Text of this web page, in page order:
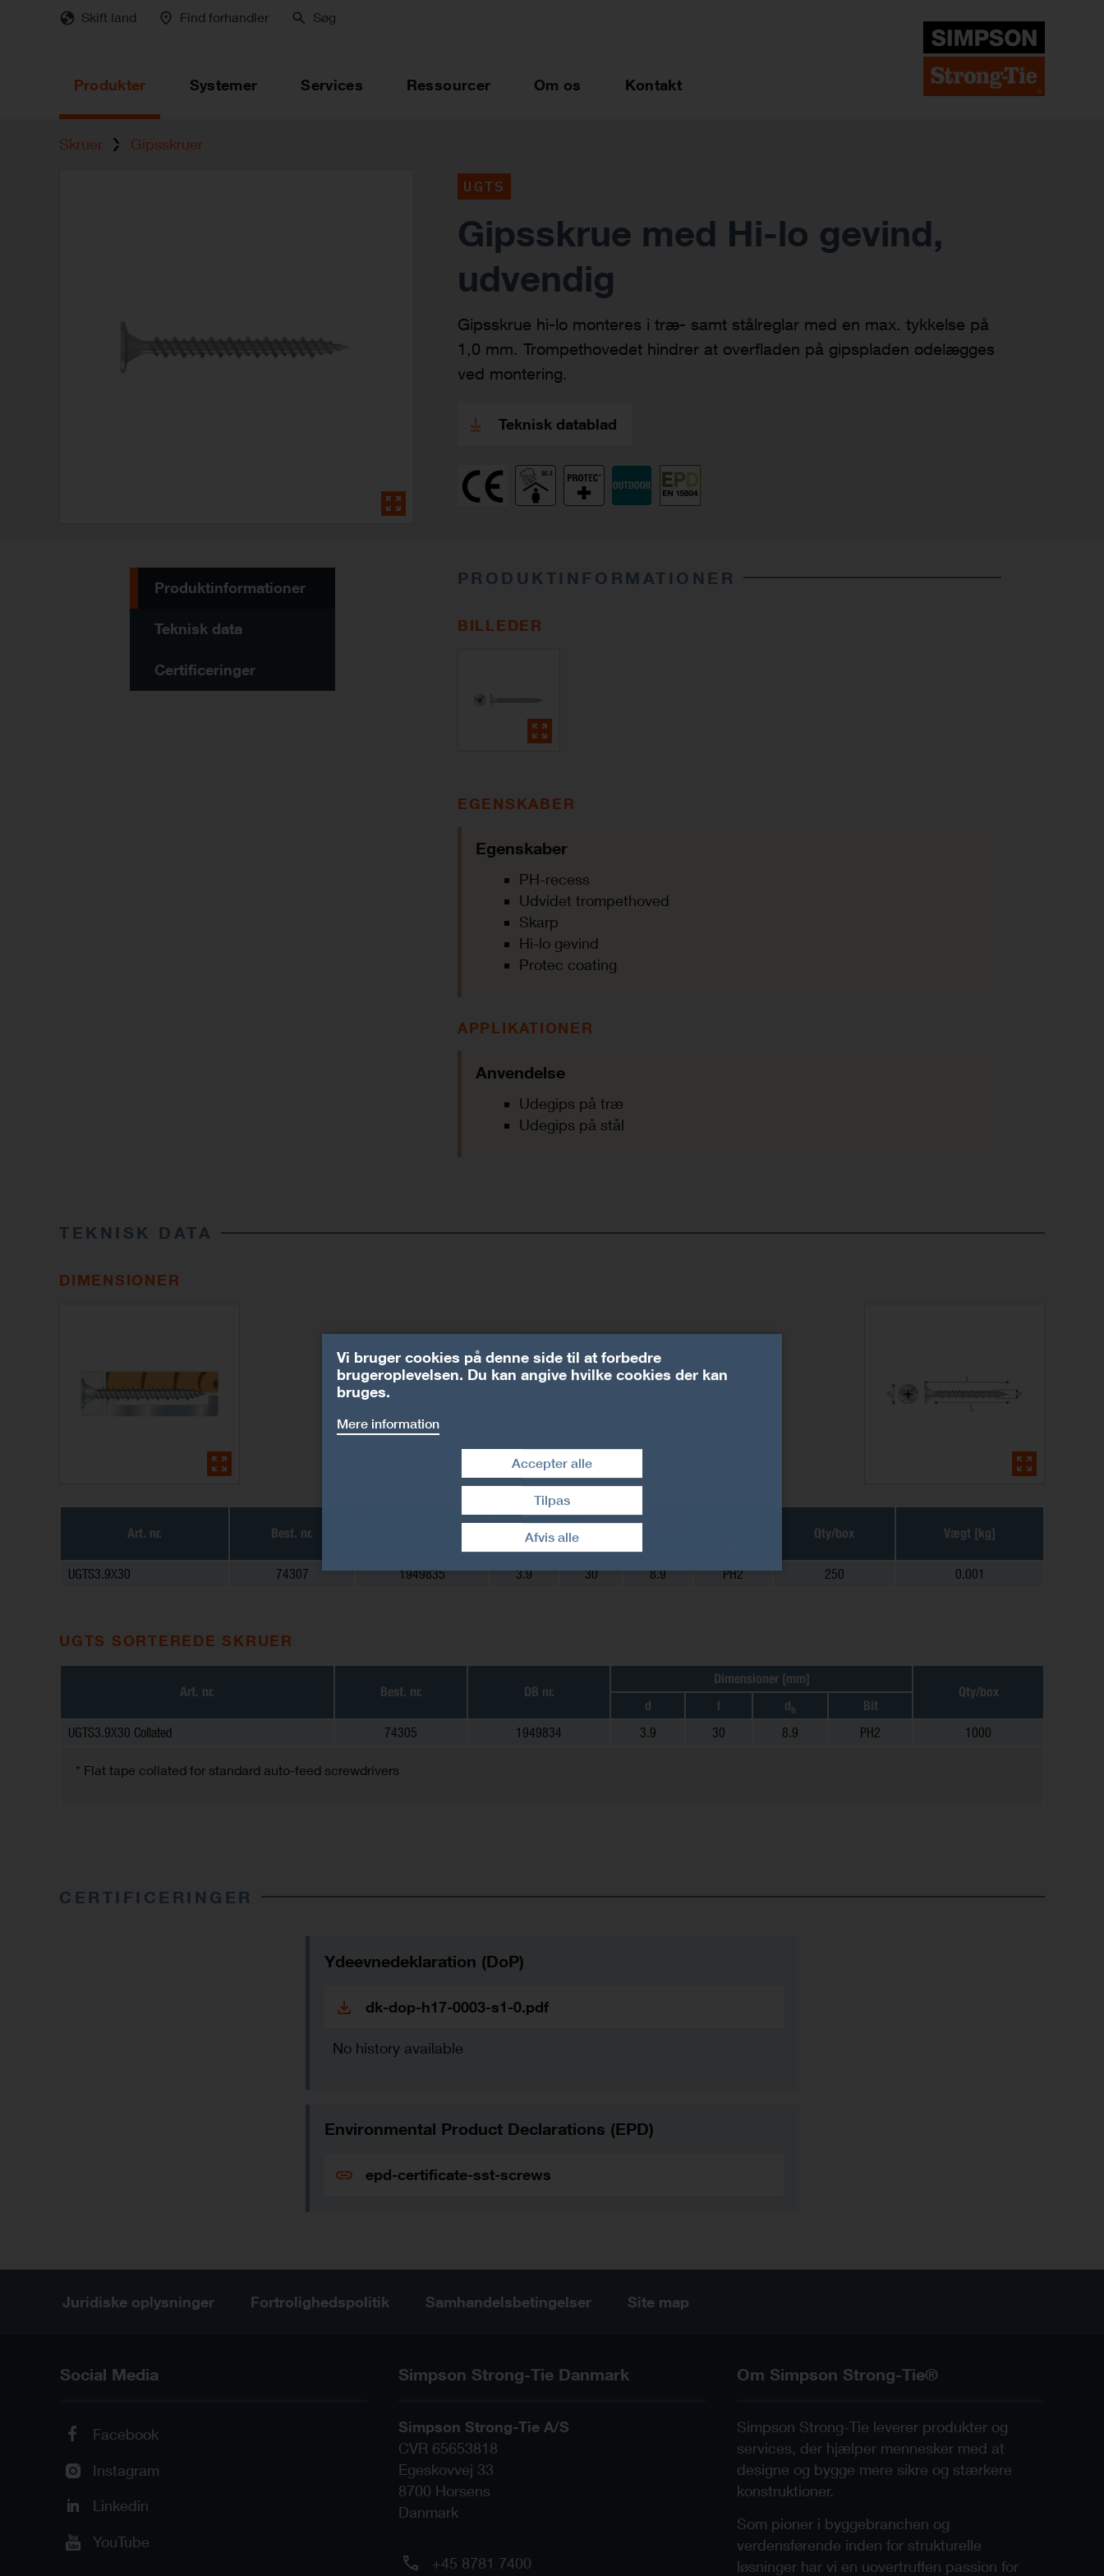
Skift land Find forhandler Søg
Produkter Systemer Services Ressourcer Om os Kontakt
Skruer Gipsskruer
UGTS
Gipsskrue med Hi-lo gevind,
udvendig
Gipsskrue hi-lo monteres i træ- samt stålreglar med en max. tykkelse på
1,0 mm. Trompethovedet hindrer at overfladen på gipspladen ødelægges
ved montering.
Teknisk datablad
Produktinformationer
Teknisk data
Certificeringer
PRODUKTINFORMATIONER
BILLEDER
EGENSKABER
Egenskaber
PH-recess
Udvidet trompethoved
Skarp
Hi-lo gevind
Protec coating
APPLIKATIONER
Anvendelse
Udegips på træ
Udegips på stål
TEKNISK DATA
DIMENSIONER
Art. nr. Best. nr.
Dimensioner [mm]
Qty/box
Vægt [kg]
UGTS3.9X30 74307 1949835 3.9 30 8.9 PH2 250 0.001
UGTS SORTEREDE SKRUER
Art. nr. Best. nr. DB nr.
Dimensioner [mm]
Qty/box
d
l d h Bit
UGTS3.9X30 Collated 74305 1949834 3.9 30 8.9 PH2 1000
* Flat tape collated for standard auto-feed screwdrivers
CERTIFICERINGER
Ydeevnedeklaration (DoP)
dk-dop-h17-0003-s1-0.pdf
No history available
Environmental Product Declarations (EPD)
epd-certificate-sst-screws
Juridiske oplysninger Fortrolighedspolitik Samhandelsbetingelser Site map
Om Simpson Strong-Tie®
Simpson Strong-Tie leverer produkter og
services, der hjælper mennesker med at
designe og bygge mere sikre og stærkere
konstruktioner.
Som pioner i byggebranchen og
verdensførende inden for strukturelle
løsninger har vi en uovertruffen passion for
Simpson Strong-Tie Danmark
Simpson Strong-Tie A/S
CVR 65653818
Egeskovvej 33
8700 Horsens
Danmark
+45 8781 7400
Social Media
Facebook
Instagram
Linkedin
YouTube
Vi bruger cookies på denne side til at forbedre
brugeroplevelsen. Du kan angive hvilke cookies der kan
bruges.
Mere information
Afvis alle
Accepter alle
Træk samtykke tilbage
Tilpas